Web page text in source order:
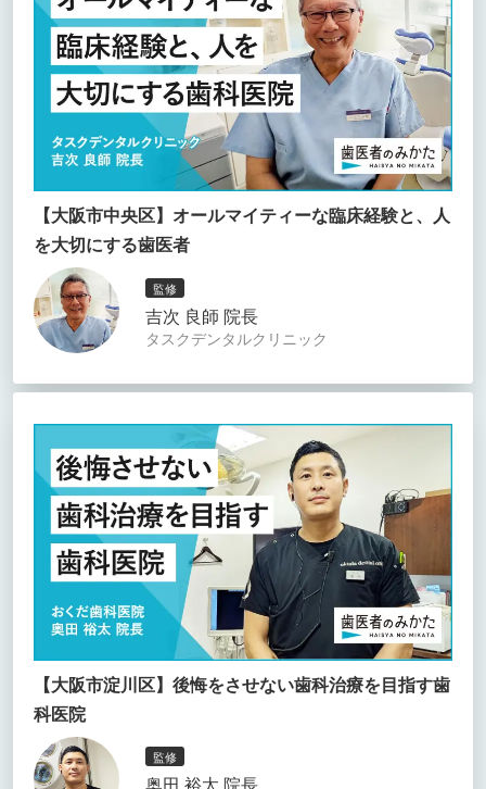
【大阪市中央区】オールマイティーな臨床経験と、人
を大切にする歯医者
監修
吉次 良師 院長
タスクデンタルクリニック
【大阪市淀川区】後悔をさせない歯科治療を目指す歯
科医院
監修